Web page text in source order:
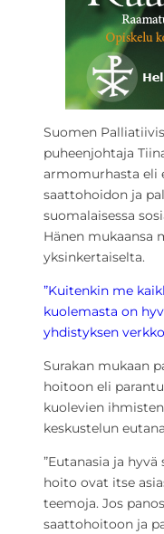
Suomen
puheenjohtaja
armomurhasta eli
saattohoidon ja
suomalaisessa
Hänen mukaansa
yksinkertaiselta.
”Kuitenkin me
kuolemasta on
yhdistyksen
Surakan mukaan
hoitoon eli
kuolevien
keskustelun
”Eutanasia ja
hoito ovat itse
teemoja. Jos
saattohoitoon ja